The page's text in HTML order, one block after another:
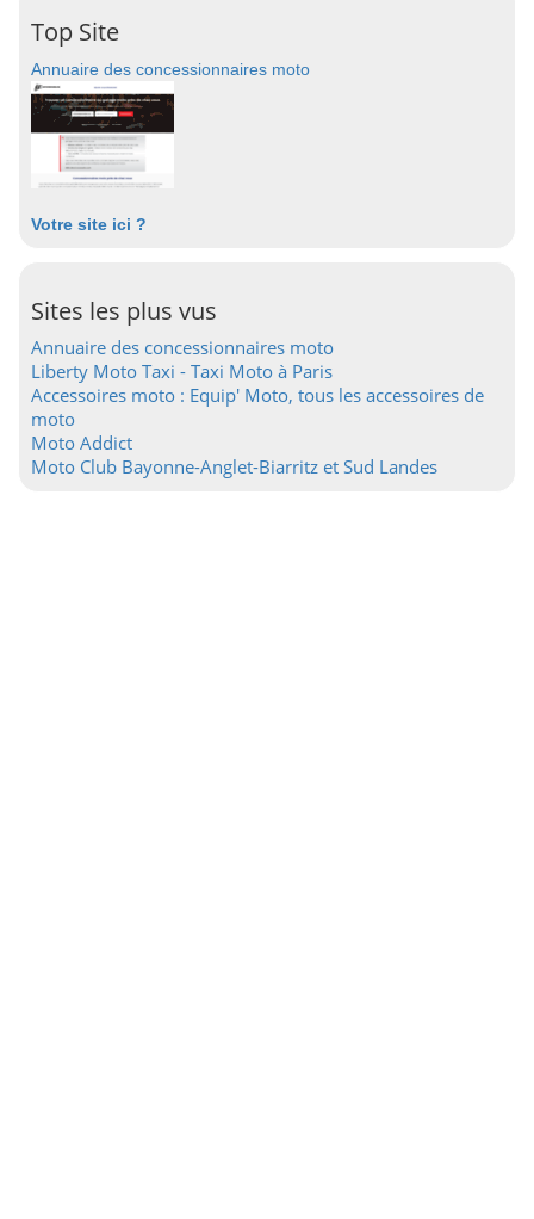
Top Site
Annuaire des concessionnaires moto
Votre site ici ?
Sites les plus vus
Annuaire des concessionnaires moto
Liberty Moto Taxi - Taxi Moto à Paris
Accessoires moto : Equip' Moto, tous les accessoires de
moto
Moto Addict
Moto Club Bayonne-Anglet-Biarritz et Sud Landes